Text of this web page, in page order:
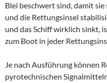
Blei beschwert sind, damit
und die Rettungsinsel
und das Schiff wirklich sinkt,
zum Boot in jeder
Je nach Ausführung können
pyrotechnischen